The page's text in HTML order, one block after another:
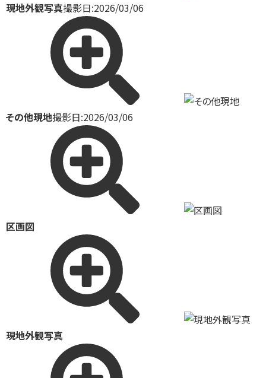
現地外観写真撮影日:2026/03/06
その他現地撮影日:2026/03/06
区画図
現地外観写真